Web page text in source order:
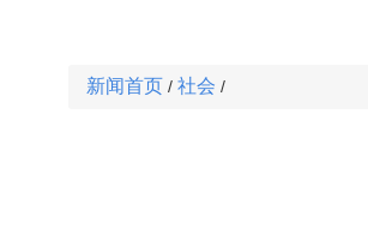
新闻首页 / 社会 /